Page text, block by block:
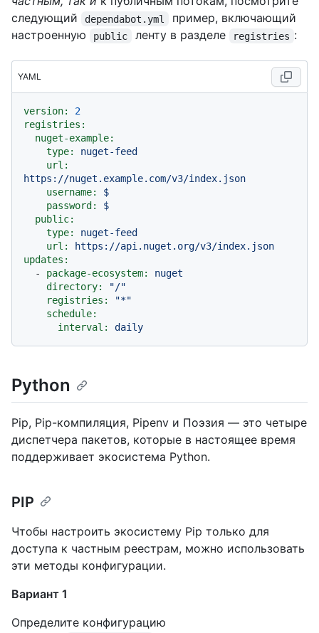
следующий
dependabot.yml
пример, включающий
настроенную
public ленту в разделе registries :
YAML
version:
2
registries:
nuget-example:
type:
nuget-feed
url:
https://nuget.example.com/v3/index.json
username:
$
password:
$
public:
type:
nuget-feed
url:
https://api.nuget.org/v3/index.json
updates:
-
package-ecosystem:
nuget
directory:
"/"
registries:
"*"
schedule:
interval:
daily
Python
Pip, Pip-компиляция, Pipenv и Поэзия — это четыре
диспетчера пакетов, которые в настоящее время
поддерживает экосистема Python.
PIP
Чтобы настроить экосистему Pip только для
доступа к частным реестрам, можно использовать
эти методы конфигурации.
Вариант 1
Определите конфигурацию